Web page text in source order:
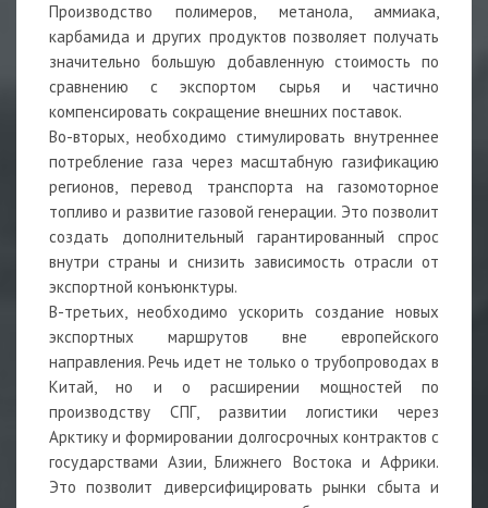
Производство полимеров, метанола, аммиака,
карбамида и других продуктов позволяет получать
значительно большую добавленную стоимость по
сравнению с экспортом сырья и частично
компенсировать сокращение внешних поставок.
Во-вторых, необходимо стимулировать внутреннее
потребление газа через масштабную газификацию
регионов, перевод транспорта на газомоторное
топливо и развитие газовой генерации. Это позволит
создать дополнительный гарантированный спрос
внутри страны и снизить зависимость отрасли от
экспортной конъюнктуры.
В-третьих, необходимо ускорить создание новых
экспортных маршрутов вне европейского
направления. Речь идет не только о трубопроводах в
Китай, но и о расширении мощностей по
производству СПГ, развитии логистики через
Арктику и формировании долгосрочных контрактов с
государствами Азии, Ближнего Востока и Африки.
Это позволит диверсифицировать рынки сбыта и